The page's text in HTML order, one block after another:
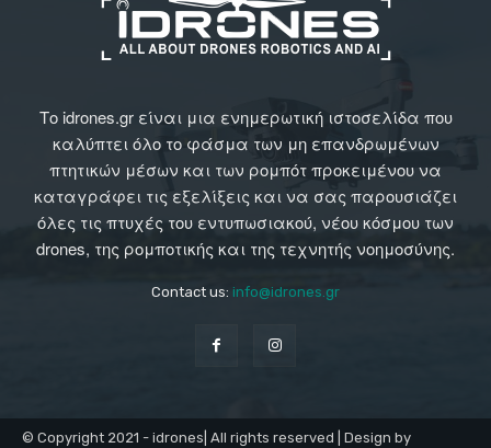
Το idrones.gr είναι μια ενημερωτική ιστοσελίδα που
καλύπτει όλο το φάσμα των μη επανδρωμένων
πτητικών μέσων και των ρομπότ προκειμένου να
καταγράφει τις εξελίξεις και να σας παρουσιάζει
όλες τις πτυχές του εντυπωσιακού, νέου κόσμου των
drones, της ρομποτικής και της τεχνητής νοημοσύνης.
Contact us: info@idrones.gr
© Copyright 2021 - idrones| All rights reserved | Design by